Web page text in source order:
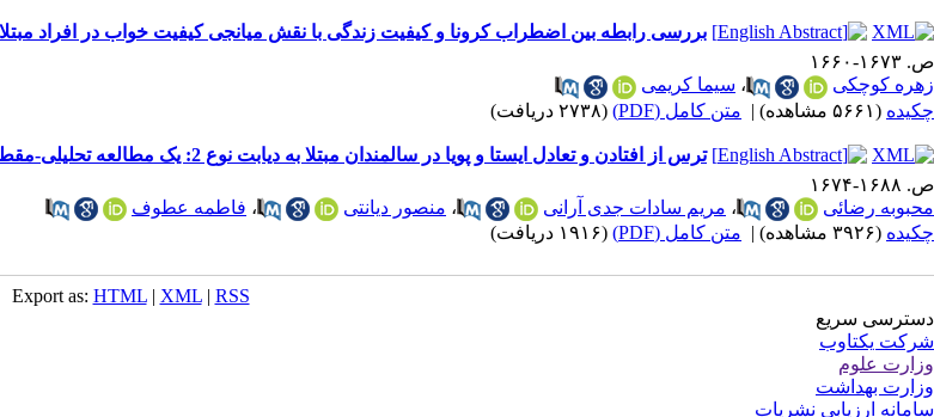
بررسی رابطه بین اضطراب کرونا و کیفیت زندگی با نقش میانجی کیفیت خواب در افراد مبتلا
ص. ۱۶۷۳-۱۶۶۰
زهره کوچکی
، سیما کریمی
چکیده (۵۶۶۱ مشاهده) | متن کامل (PDF) (۲۷۳۸ دریافت)
ترس از افتادن و تعادل ایستا و پویا در سالمندان مبتلا به دیابت نوع 2: یک مطالعه تحلیلی-مقطعی
ص. ۱۶۸۸-۱۶۷۴
محبوبه رضائی
، مریم سادات جدی آرانی ، منصور دیانتی ، فاطمه عطوف
چکیده (۳۹۲۶ مشاهده) | متن کامل (PDF) (۱۹۱۶ دریافت)
Export as: HTML| XML| RSS
دسترسی سریع
شرکت یکتاوب
وزارت علوم
وزارت بهداشت
سامانه ارزیابی نشریات